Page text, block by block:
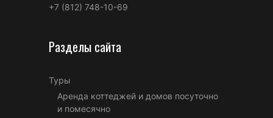
+7 (812) 748-10-69
Разделы сайта
Туры
Аренда коттеджей и домов посуточно
и помесячно